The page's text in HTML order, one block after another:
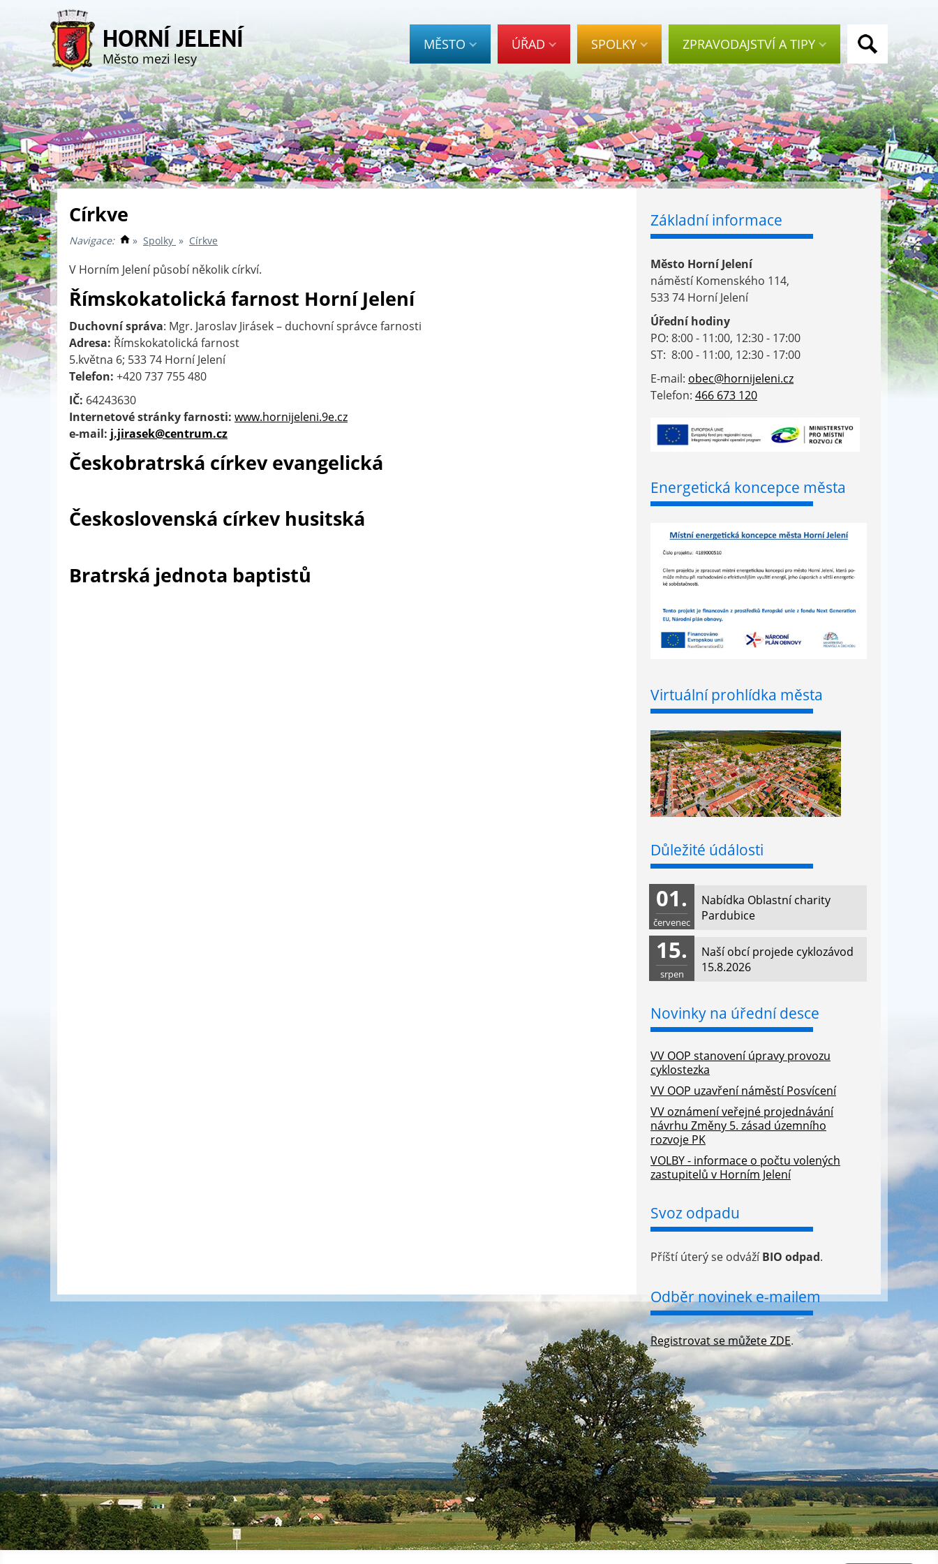
HORNÍ JELENÍ
Město mezi lesy
MĚSTO ÚŘAD SPOLKY ZPRAVODAJSTVÍ A TIPY
Církve
Navigace: » Spolky » Církve
V Horním Jelení působí několik církví.
Římskokatolická farnost Horní Jelení
Duchovní správa: Mgr. Jaroslav Jirásek – duchovní správce farnosti
Adresa: Římskokatolická farnost
5.května 6; 533 74 Horní Jelení
Telefon: +420 737 755 480
IČ: 64243630
Internetové stránky farnosti: www.hornijeleni.9e.cz
e-mail: j.jirasek@centrum.cz
Českobratrská církev evangelická
Československá církev husitská
Bratrská jednota baptistů
Základní informace
Město Horní Jelení
náměstí Komenského 114,
533 74 Horní Jelení
Úřední hodiny
PO: 8:00 - 11:00, 12:30 - 17:00
ST: 8:00 - 11:00, 12:30 - 17:00
E-mail: obec@hornijeleni.cz
Telefon: 466 673 120
Energetická koncepce města
Virtuální prohlídka města
Důležité údálosti
Nabídka Oblastní charity
Pardubice
01.
červenec
Naší obcí projede cyklozávod
15.8.2026
15.
srpen
Novinky na úřední desce
VV OOP stanovení úpravy provozu
cyklostezka
VV OOP uzavření náměstí Posvícení
VV oznámení veřejné projednávání
návrhu Změny 5. zásad územního
rozvoje PK
VOLBY - informace o počtu volených
zastupitelů v Horním Jelení
Svoz odpadu
Příští úterý se odvážíBIO odpad.
Odběr novinek e-mailem
Registrovat se můžete ZDE.